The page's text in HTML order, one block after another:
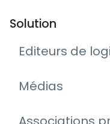
Solution
Editeurs de
Médias